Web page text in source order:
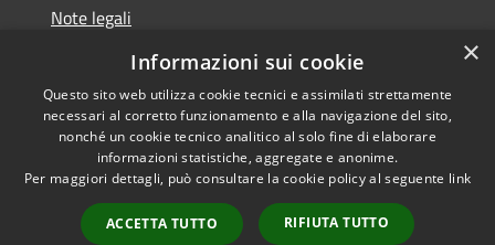
Note legali
Dichiarazione di accessibilità
Accessibilità
Copyright © 2026 • Comune di
San Vito di Fagagna • Powered
byMunicipium
Accesso
×
Informazioni sui cookie
Questo sito web utilizza cookie tecnici e assimilati strettamente
necessari al corretto funzionamento e alla navigazione del sito,
nonché un cookie tecnico analitico al solo fine di elaborare
informazioni statistiche, aggregate e anonime.
Per maggiori dettagli, può consultare la cookie policy al seguente link
ACCETTA TUTTO RIFIUTA TUTTO